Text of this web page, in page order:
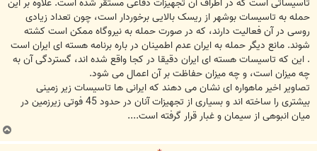
حمله به تاسیسات بوشهر از ریسک بالایی برخوردار است، چون تعداد زیادی
روسی در آن فعالیت دارند، که در صورت حمله به نیروگاه ممکن است کشته
شوند. مانع دیگر حمله به ایران عدم اطمینان در باره برنامه هسته ای ایران است
. این که تاسیسات هسته ای ایران دقیقا در کجا واقع شده اند، گستردگی آن به
چه میزان است، و چه میزان حفاظت بر آن اعمال می شود.
تصاویر اخیر ماهواره ای نشان می دهند که ایرانی ها تاسیسات زیر زمینی
بیشتری را ساخته اند و بسیاری از تجهیزات آنان در حدود 45 فوتی زیرزمین در
میان انبوهی از سیمان و غبار قرار گرفته است....
ب
ا